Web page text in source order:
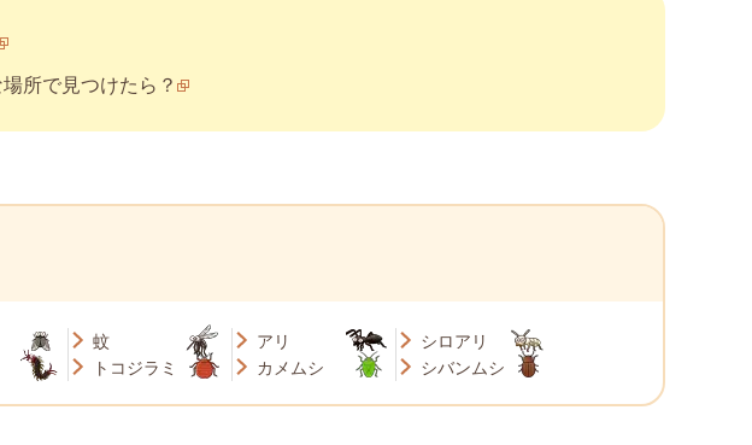
所で見つけたら？
蚊 アリ
シロアリ
トコジラミ カメムシ シバンムシ